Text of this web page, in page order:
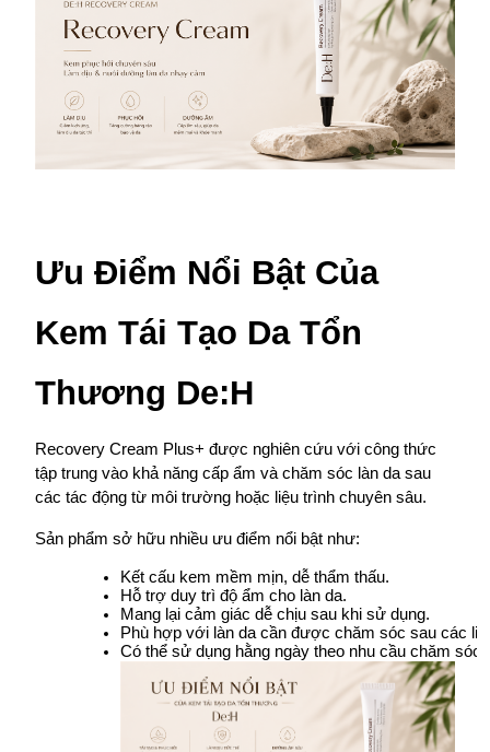
Ưu Điểm Nổi Bật Của
Kem Tái Tạo Da Tổn
Thương De:H
Recovery Cream Plus+ được nghiên cứu với công thức
tập trung vào khả năng cấp ẩm và chăm sóc làn da sau
các tác động từ môi trường hoặc liệu trình chuyên sâu.
Sản phẩm sở hữu nhiều ưu điểm nổi bật như:
Kết cấu kem mềm mịn, dễ thẩm thấu.
Hỗ trợ duy trì độ ẩm cho làn da.
Mang lại cảm giác dễ chịu sau khi sử dụng.
Phù hợp với làn da cần được chăm sóc sau các